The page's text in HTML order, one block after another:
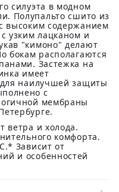
силуэта в модном
Полупальто сшито из
высоким содержанием
узким лацканом и
"кимоно" делают
бокам располагаются
Застежка на
имеет
наилучшей защиты
с
мембраны
ветра и холода.
комфорта.
Зависит от
и особенностей